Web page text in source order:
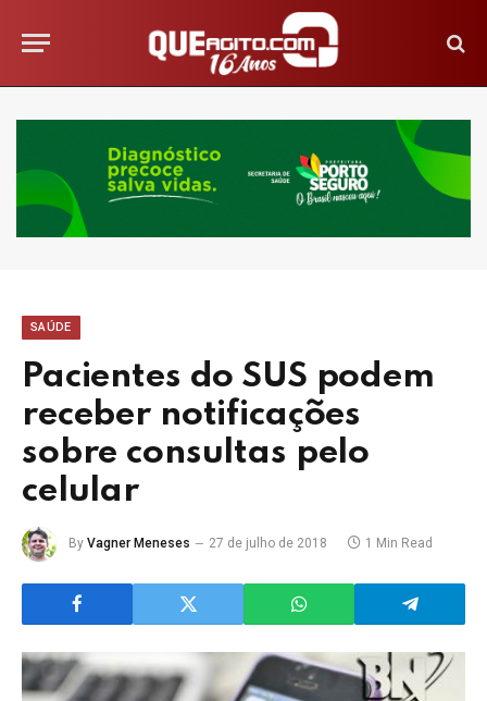
SAÚDE
Pacientes do SUS podem
receber notificações
sobre consultas pelo
celular
By Vagner Meneses 27 de julho de 2018 1 Min Read